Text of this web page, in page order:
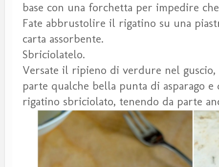
base con una forchetta per impedire
Fate abbrustolire il rigatino su una
carta assorbente.
Sbriciolatelo.
Versate il ripieno di verdure nel
parte qualche bella punta di asparago
rigatino sbriciolato, tenendo da parte